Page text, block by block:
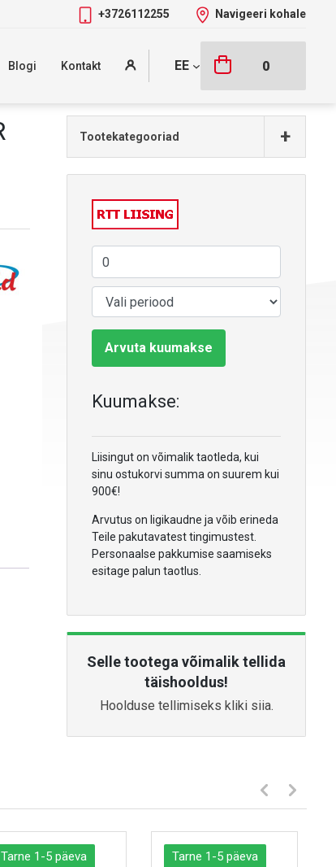
+3726112255 Navigeeri kohale
Blogi Kontakt EE 0
Tootekategooriad +
Arvuta kuumakse
Kuumakse:
Liisingut on võimalik taotleda, kui
sinu ostukorvi summa on suurem kui
900€!
Arvutus on ligikaudne ja võib erineda
Teile pakutavatest tingimustest.
Personaalse pakkumise saamiseks
esitage palun taotlus.
Selle tootega võimalik tellida
täishooldus!
Hoolduse tellimiseks kliki siia.
Tarne 1-5 päeva Tarne 1-5 päeva